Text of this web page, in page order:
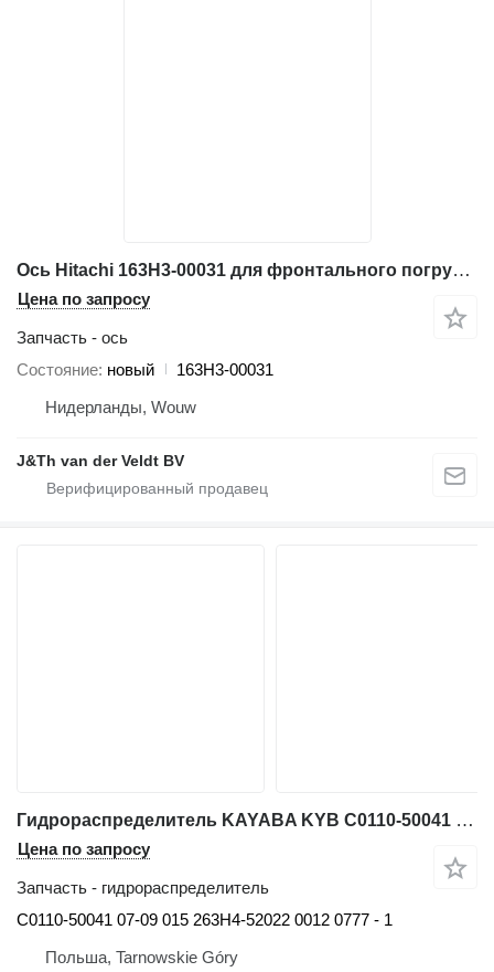
Ось Hitachi 163H3-00031 для фронтального погрузчика Hitachi ZW250
Цена по запросу
Запчасть - ось
Состояние новый
163H3-00031
Нидерланды, Wouw
J&Th van der Veldt BV
Гидрораспределитель KAYABA KYB C0110-50041 для фронтального погрузчика Hitachi ZW250
Цена по запросу
Запчасть - гидрораспределитель
C0110-50041 07-09 015 263H4-52022 0012 0777 - 1
Польша, Tarnowskie Góry